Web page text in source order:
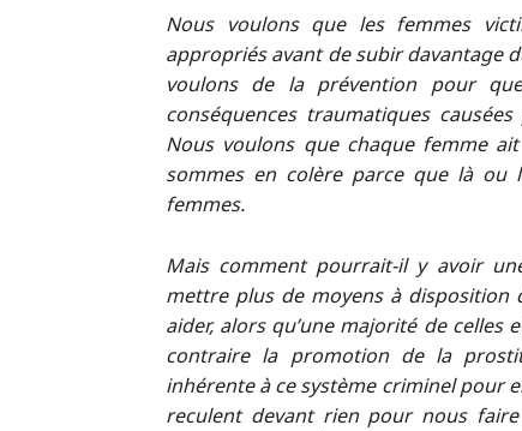
Nous voulons que les femmes
appropriés avant de subir davantage
voulons de la prévention pour
conséquences traumatiques
Nous voulons que chaque femme
sommes en colère parce que là
femmes.
Mais comment pourrait-il y avoir
mettre plus de moyens à
aider, alors qu’une majorité de
contraire la promotion de la
inhérente à ce système criminel pour
reculent devant rien pour nous